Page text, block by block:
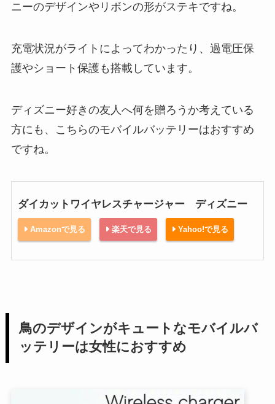
ニーのデザインやリボンの形がステキですね。
充電状況がライトによってわかったり、過電圧保
護やショート保護も搭載しています。
ディズニー好きの友人へ何を贈ろうか考えている
方にも、こちらのモバイルバッテリーはおすすめ
ですね。
ダイカットワイヤレスチャージャー ディズニー
Amazonで見る 楽天で見る Yahoo!で見る
鳥のデザインがキュートなモバイルバ
ッテリーは女性におすすめ